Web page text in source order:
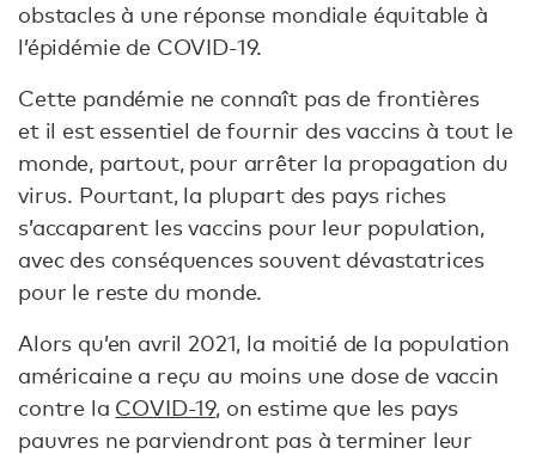
obstacles à une réponse mondiale équitable à
l’épidémie de COVID-19.
Cette pandémie ne connaît pas de frontières
et il est essentiel de fournir des vaccins à tout le
monde, partout, pour arrêter la propagation du
virus. Pourtant, la plupart des pays riches
s’accaparent les vaccins pour leur population,
avec des conséquences souvent dévastatrices
pour le reste du monde.
Alors qu’en avril 2021, la moitié de la population
américaine a reçu au moins une dose de vaccin
contre la COVID-19, on estime que les pays
pauvres ne parviendront pas à terminer leur